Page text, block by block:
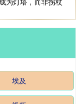
埃及